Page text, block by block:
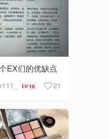
EX们的优缺点
10 21